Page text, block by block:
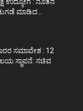
ಮಾಡಿದ...
ಸಮಾವೇಶ : 12
ಸ್ಥಾಪನೆ: ಸಚಿವ